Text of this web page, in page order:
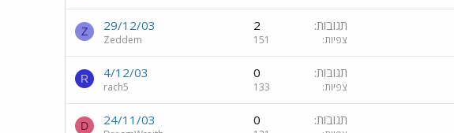
תגובות 2
צפיות 151
29/12/03
Zeddem
Z
תגובות 0
צפיות 133
4/12/03
rach5
R
תגובות 0
24/11/03
D